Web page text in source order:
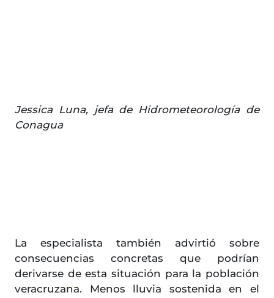
Jessica Luna, jefa de Hidrometeorología de
Conagua
La especialista también advirtió sobre
consecuencias concretas que podrían
derivarse de esta situación para la población
veracruzana. Menos lluvia sostenida en el